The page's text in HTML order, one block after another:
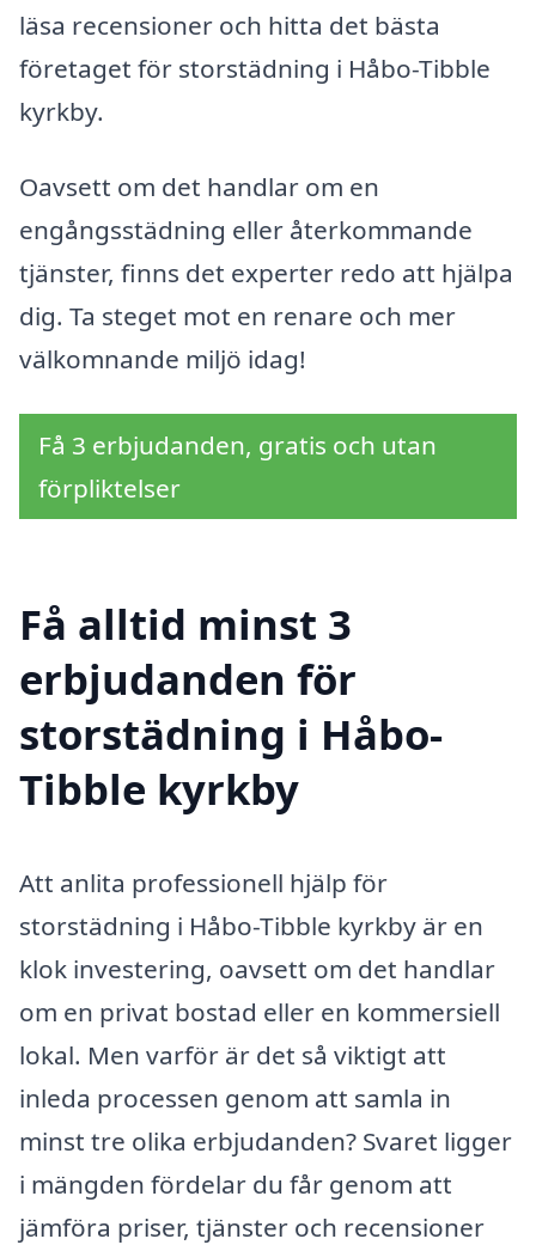
läsa recensioner och hitta det bästa
företaget för storstädning i Håbo-Tibble
kyrkby.
Oavsett om det handlar om en
engångsstädning eller återkommande
tjänster, finns det experter redo att hjälpa
dig. Ta steget mot en renare och mer
välkomnande miljö idag!
Få 3 erbjudanden, gratis och utan
förpliktelser
Få alltid minst 3
erbjudanden för
storstädning i Håbo-
Tibble kyrkby
Att anlita professionell hjälp för
storstädning i Håbo-Tibble kyrkby är en
klok investering, oavsett om det handlar
om en privat bostad eller en kommersiell
lokal. Men varför är det så viktigt att
inleda processen genom att samla in
minst tre olika erbjudanden? Svaret ligger
i mängden fördelar du får genom att
jämföra priser, tjänster och recensioner